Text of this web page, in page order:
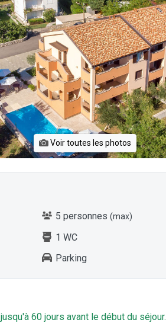
Voir toutes les photos
5 personnes (max)
1 WC
Parking
jusqu'à 60 jours avant le début du séjour.